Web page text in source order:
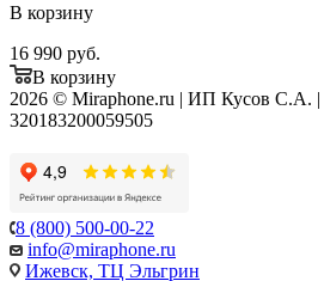
В корзину
16 990 руб.
В корзину
2026 © Miraphone.ru | ИП Кусов
320183200059505
8 (800) 500-00-22
info@miraphone.ru
Ижевск, ТЦ Эльгрин